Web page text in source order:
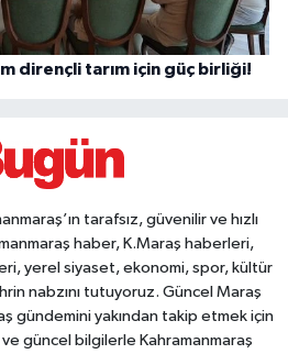
dirençli tarım için güç birliği!
tarafsız, güvenilir ve hızlı
haber, K.Maraş haberleri,
yerel siyaset, ekonomi, spor, kültür
nabzını tutuyoruz. Güncel Maraş
gündemini yakından takip etmek için
güncel bilgilerle Kahramanmaraş